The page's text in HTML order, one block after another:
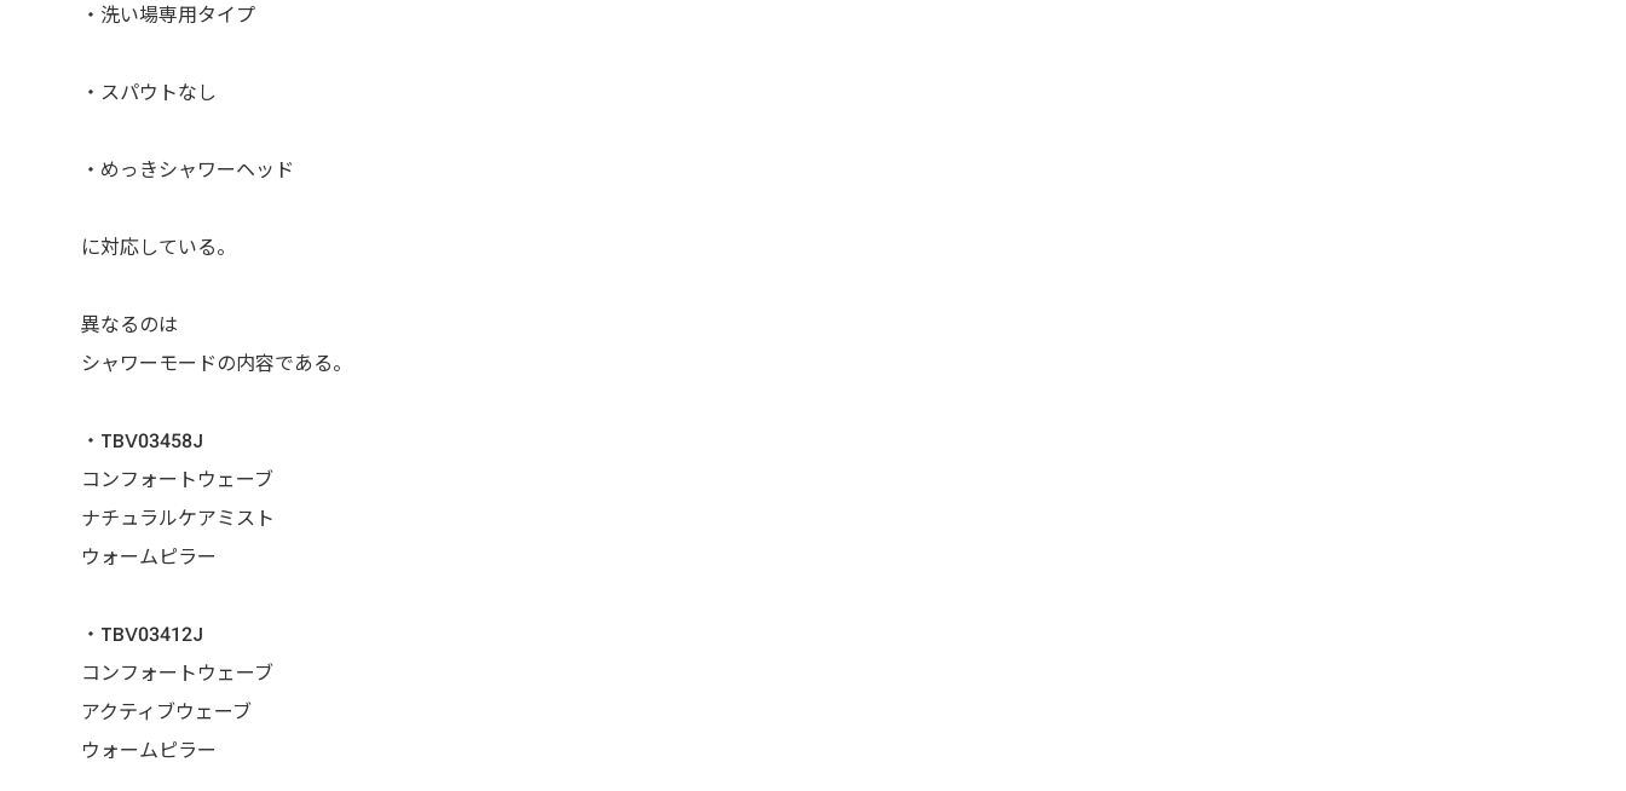
・洗い場専用タイプ
・スパウトなし
・めっきシャワーヘッド
に対応している。
異なるのは
シャワーモードの内容である。
・TBV03458J
コンフォートウェーブ
ナチュラルケアミスト
ウォームピラー
・TBV03412J
コンフォートウェーブ
アクティブウェーブ
ウォームピラー